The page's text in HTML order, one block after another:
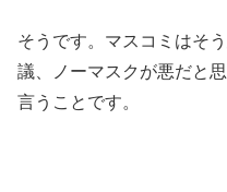
そうです。マスコミはそ
議、ノーマスクが悪だと
言うことです。